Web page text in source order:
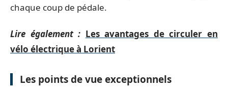
chaque coup de pédale.
Lire également : Les avantages de circuler en
vélo électrique à Lorient
Les points de vue exceptionnels